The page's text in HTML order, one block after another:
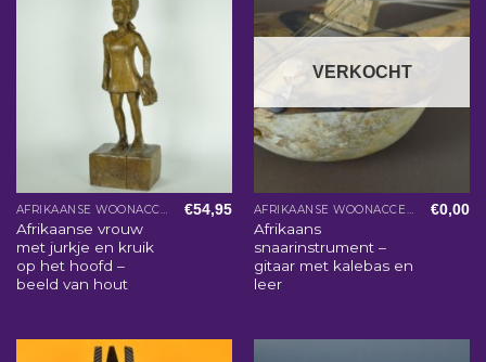
AFRIKAANSE WOONACCESSOIRES
Afrikaanse vrouw
met jurkje en kruik
op het hoofd –
beeld van hout
€54,95
VERKOCHT
AFRIKAANSE WOONACCESSOIRES
Afrikaans
snaarinstrument –
gitaar met kalebas en
leer
€0,00